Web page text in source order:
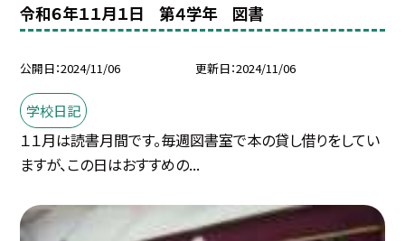
令和６年１１月１日 第４学年 図書
公開日 2024/11/06 更新日 2024/11/06
学校日記
１１月は読書月間です。毎週図書室で本の貸し借りをしてい
ますが、この日はおすすめの...